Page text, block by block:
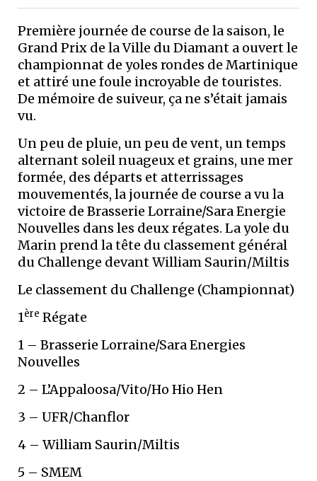
Première journée de course de la saison, le
Grand Prix de la Ville du Diamant a ouvert le
championnat de yoles rondes de Martinique
et attiré une foule incroyable de touristes.
De mémoire de suiveur, ça ne s’était jamais
vu.
Un peu de pluie, un peu de vent, un temps
alternant soleil nuageux et grains, une mer
formée, des départs et atterrissages
mouvementés, la journée de course a vu la
victoire de Brasserie Lorraine/Sara Energie
Nouvelles dans les deux régates. La yole du
Marin prend la tête du classement général
du Challenge devant William Saurin/Miltis
Le classement du Challenge (Championnat)
1ère Régate
1 – Brasserie Lorraine/Sara Energies
Nouvelles
2 – L’Appaloosa/Vito/Ho Hio Hen
3 – UFR/Chanflor
4 – William Saurin/Miltis
5 – SMEM